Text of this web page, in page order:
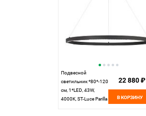
Подвесной
светильник *80*-120
см, 1*LED, 43W,
4000K, ST-Luce Parilla
22 880 ₽
В КОРЗИНУ